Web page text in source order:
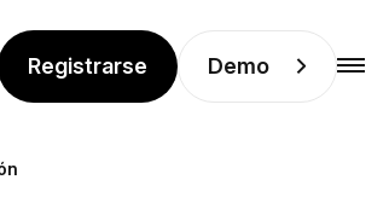
Registrarse Demo